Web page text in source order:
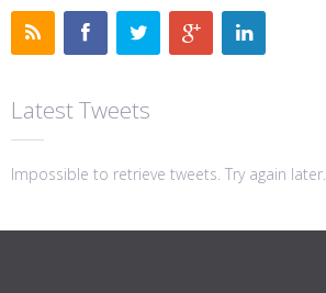
Latest Tweets
Impossible to retrieve tweets. Try again later.